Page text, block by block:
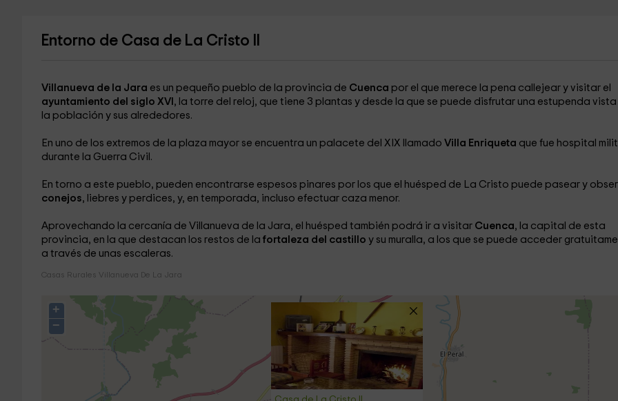
Entorno de Casa de La Cristo II
Villanueva de la Jara es un pequeño pueblo de la provincia de Cuenca por el que merece la pena callejear y visitar el
ayuntamiento del siglo XVI , la torre del reloj, que tiene 3 plantas y desde la que se puede disfrutar una estupenda vista
la población y sus alrededores.
En uno de los extremos de la plaza mayor se encuentra un palacete del XIX llamado Villa Enriqueta que fue hospital
durante la Guerra Civil.
En torno a este pueblo, pueden encontrarse espesos pinares por los que el huésped de La Cristo puede pasear y
conejos, liebres y perdices, y, en temporada, incluso efectuar caza menor.
Aprovechando la cercanía de Villanueva de la Jara, el huésped también podrá ir a visitar Cuenca, la capital de esta
provincia, en la que destacan los restos de la fortaleza del castillo y su muralla, a los que se puede acceder
a través de unas escaleras.
Casas Rurales Villanueva De La Jara
+
−